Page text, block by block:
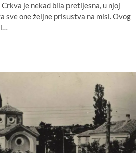
Crkva je nekad bila pretijesna, u njoj
sve one željne prisustva na misi. Ovog